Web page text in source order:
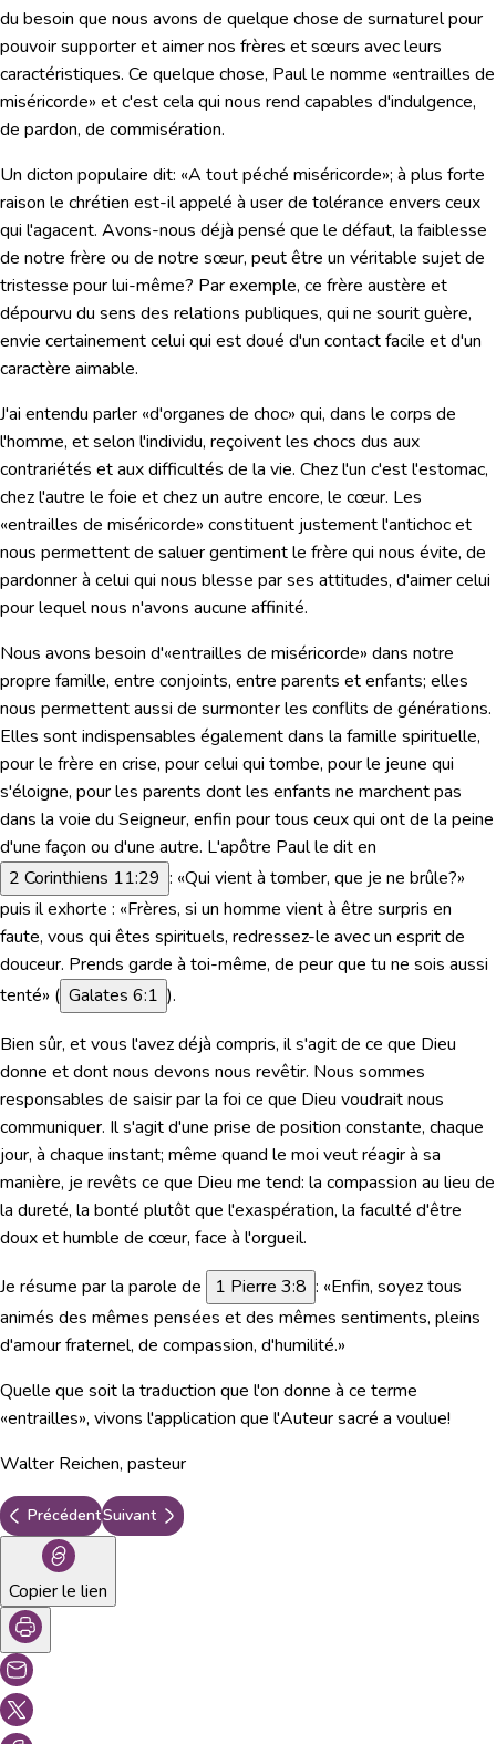
du besoin que nous avons de quelque chose de surnaturel pour
pouvoir supporter et aimer nos frères et sœurs avec leurs
caractéristiques. Ce quelque chose, Paul le nomme «entrailles de
miséricorde» et c'est cela qui nous rend capables d'indulgence,
de pardon, de commisération.
Un dicton populaire dit: «A tout péché miséricorde»; à plus forte
raison le chrétien est-il appelé à user de tolérance envers ceux
qui l'agacent. Avons-nous déjà pensé que le défaut, la faiblesse
de notre frère ou de notre sœur, peut être un véritable sujet de
tristesse pour lui-même? Par exemple, ce frère austère et
dépourvu du sens des relations publiques, qui ne sourit guère,
envie certainement celui qui est doué d'un contact facile et d'un
caractère aimable.
J'ai entendu parler «d'organes de choc» qui, dans le corps de
l'homme, et selon l'individu, reçoivent les chocs dus aux
contrariétés et aux difficultés de la vie. Chez l'un c'est l'estomac,
chez l'autre le foie et chez un autre encore, le cœur. Les
«entrailles de miséricorde» constituent justement l'antichoc et
nous permettent de saluer gentiment le frère qui nous évite, de
pardonner à celui qui nous blesse par ses attitudes, d'aimer celui
pour lequel nous n'avons aucune affinité.
Nous avons besoin d'«entrailles de miséricorde» dans notre
propre famille, entre conjoints, entre parents et enfants; elles
nous permettent aussi de surmonter les conflits de générations.
Elles sont indispensables également dans la famille spirituelle,
pour le frère en crise, pour celui qui tombe, pour le jeune qui
s'éloigne, pour les parents dont les enfants ne marchent pas
dans la voie du Seigneur, enfin pour tous ceux qui ont de la peine
d'une façon ou d'une autre. L'apôtre Paul le dit en
2 Corinthiens 11:29 : «Qui vient à tomber, que je ne brûle?»
puis il exhorte : «Frères, si un homme vient à être surpris en
faute, vous qui êtes spirituels, redressez-le avec un esprit de
douceur. Prends garde à toi-même, de peur que tu ne sois aussi
tenté» ( Galates 6:1 ).
Bien sûr, et vous l'avez déjà compris, il s'agit de ce que Dieu
donne et dont nous devons nous revêtir. Nous sommes
responsables de saisir par la foi ce que Dieu voudrait nous
communiquer. Il s'agit d'une prise de position constante, chaque
jour, à chaque instant; même quand le moi veut réagir à sa
manière, je revêts ce que Dieu me tend: la compassion au lieu de
la dureté, la bonté plutôt que l'exaspération, la faculté d'être
doux et humble de cœur, face à l'orgueil.
Je résume par la parole de
1 Pierre 3:8 : «Enfin, soyez tous
animés des mêmes pensées et des mêmes sentiments, pleins
d'amour fraternel, de compassion, d'humilité.»
Quelle que soit la traduction que l'on donne à ce terme
«entrailles», vivons l'application que l'Auteur sacré a voulue!
Walter Reichen, pasteur
PrécédentSuivant
Copier le lien